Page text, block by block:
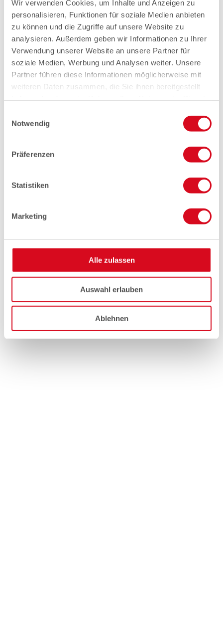
Wir verwenden Cookies, um Inhalte und Anzeigen zu
personalisieren, Funktionen für soziale Medien anbieten
zu können und die Zugriffe auf unsere Website zu
analysieren. Außerdem geben wir Informationen zu Ihrer
Verwendung unserer Website an unsere Partner für
soziale Medien, Werbung und Analysen weiter. Unsere
Partner führen diese Informationen möglicherweise mit
weiteren Daten zusammen, die Sie ihnen bereitgestellt
Notwendig
Präferenzen
Statistiken
Marketing
Alle zulassen
Auswahl erlauben
Ablehnen